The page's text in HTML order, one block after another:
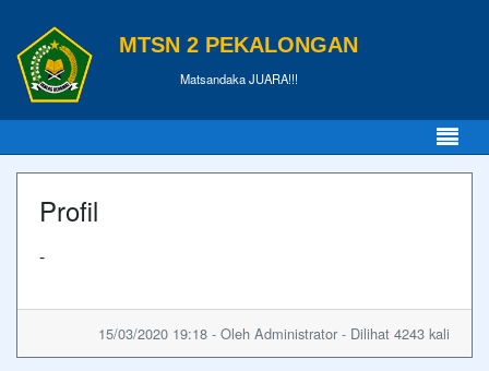
MTSN 2 PEKALONGAN
Matsandaka JUARA!!!
Profil
-
15/03/2020 19:18 - Oleh Administrator - Dilihat 4243 kali